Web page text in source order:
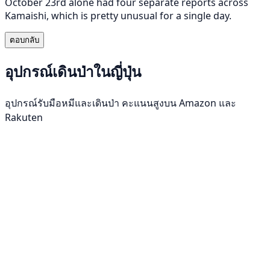
Kamaishi, which is pretty unusual for a single day.
ตอบกลับ
อุปกรณ์เดินป่าในญี่ปุ่น
อุปกรณ์รับมือหมีและเดินป่า คะแนนสูงบน Amazon และ
Rakuten